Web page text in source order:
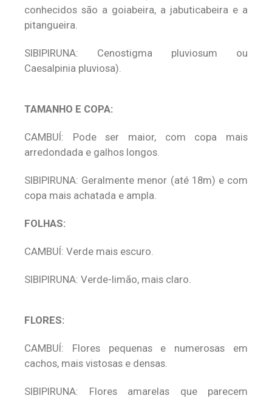
conhecidos são a goiabeira, a jabuticabeira e a
pitangueira.
SIBIPIRUNA: Cenostigma pluviosum ou
Caesalpinia pluviosa).
TAMANHO E COPA:
CAMBUÍ: Pode ser maior, com copa mais
arredondada e galhos longos.
SIBIPIRUNA: Geralmente menor (até 18m) e com
copa mais achatada e ampla.
FOLHAS:
CAMBUÍ: Verde mais escuro.
SIBIPIRUNA: Verde-limão, mais claro.
FLORES:
CAMBUÍ: Flores pequenas e numerosas em
cachos, mais vistosas e densas.
SIBIPIRUNA: Flores amarelas que parecem